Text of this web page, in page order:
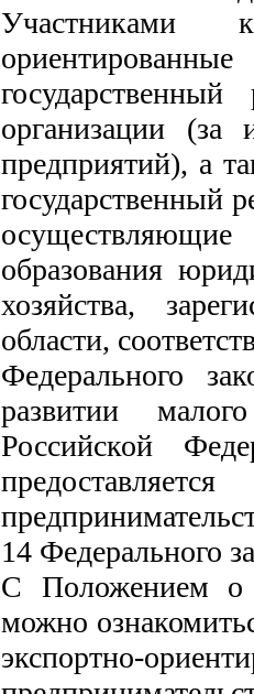
Участниками
организации (за
предприятий), а
государственный
осуществляющие
образования
хозяйства,
области,
Федерального
развитии
Российской
14 Федерального
С Положением о
можно
экспортно-